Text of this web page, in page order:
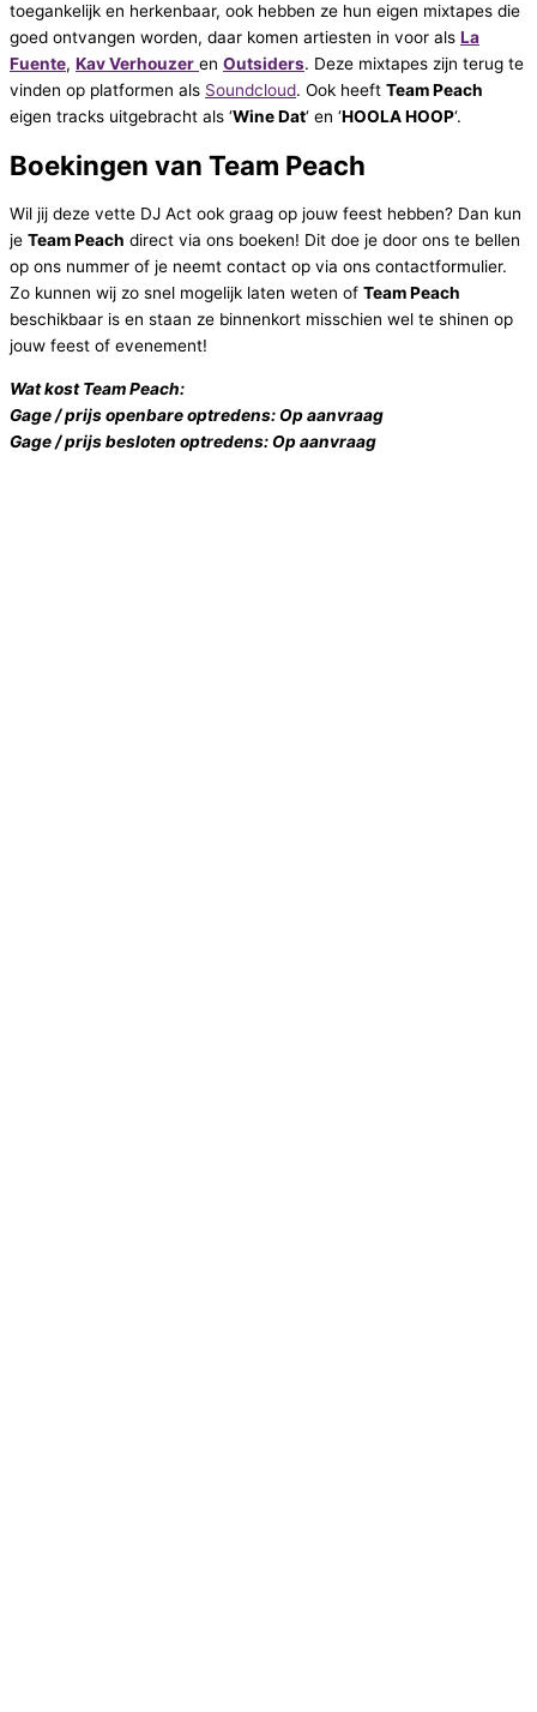
toegankelijk en herkenbaar, ook hebben ze hun eigen mixtapes die
goed ontvangen worden, daar komen artiesten in voor als La
Fuente, Kav Verhouzer en Outsiders. Deze mixtapes zijn terug te
vinden op platformen als Soundcloud. Ook heeft Team Peach
eigen tracks uitgebracht als ‘Wine Dat‘ en ‘HOOLA HOOP‘.
Boekingen van Team Peach
Wil jij deze vette DJ Act ook graag op jouw feest hebben? Dan kun
je Team Peach direct via ons boeken! Dit doe je door ons te bellen
op ons nummer of je neemt contact op via ons contactformulier.
Zo kunnen wij zo snel mogelijk laten weten of Team Peach
beschikbaar is en staan ze binnenkort misschien wel te shinen op
jouw feest of evenement!
Wat kost Team Peach:
Gage / prijs openbare optredens: Op aanvraag
Gage / prijs besloten optredens: Op aanvraag